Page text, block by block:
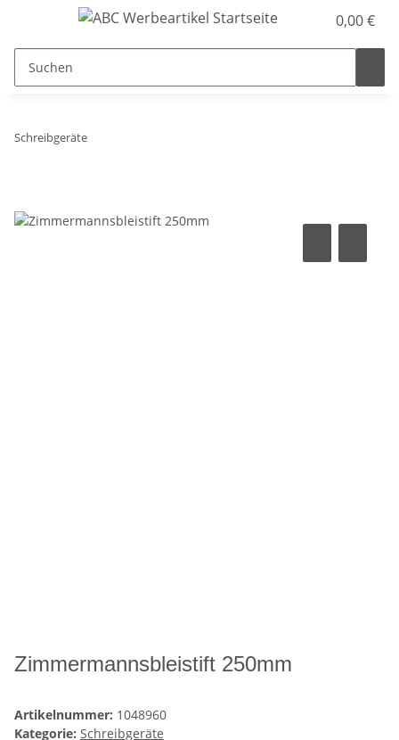
0,00 €
Schreibgeräte
Zimmermannsbleistift 250mm
Artikelnummer: 1048960
Kategorie: Schreibgeräte